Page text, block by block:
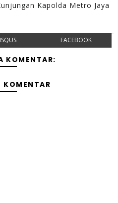
Kapolda Metro Jaya
FACEBOOK
KOMENTAR:
KOMENTAR